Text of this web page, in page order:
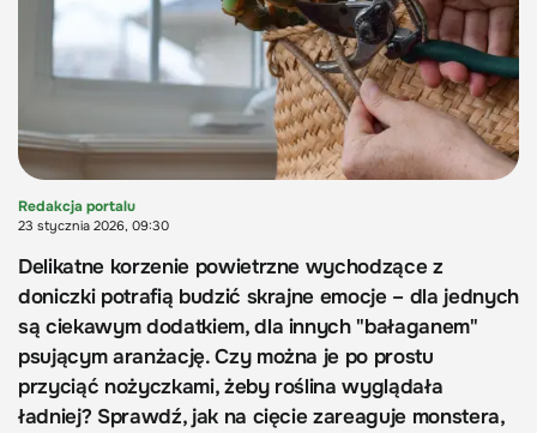
Redakcja portalu
23 stycznia 2026, 09:30
Delikatne korzenie powietrzne wychodzące z
doniczki potrafią budzić skrajne emocje – dla jednych
są ciekawym dodatkiem, dla innych "bałaganem"
psującym aranżację. Czy można je po prostu
przyciąć nożyczkami, żeby roślina wyglądała
ładniej? Sprawdź, jak na cięcie zareaguje monstera,